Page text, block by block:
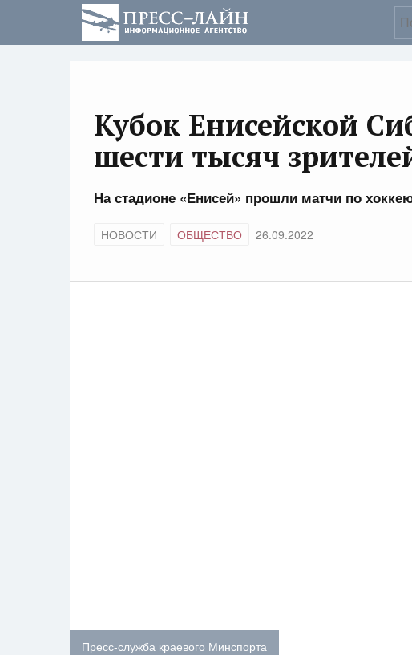
Кубок Енисейской
шести тысяч
На стадионе «Енисей» прошли матчи по
НОВОСТИ ОБЩЕСТВО 26.09.2022
Пресс-служба краевого Минспорта